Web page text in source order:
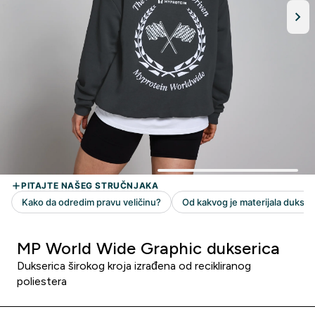
MP World Wide Graphic dukserica
Dukserica širokog kroja izrađena od recikliranog
poliestera